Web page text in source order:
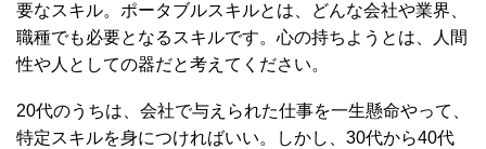
要なスキル。ポータブルスキルとは、どんな会社や業界、
職種でも必要となるスキルです。心の持ちようとは、人間
性や人としての器だと考えてください。
20代のうちは、会社で与えられた仕事を一生懸命やって、
特定スキルを身につければいい。しかし、30代から40代